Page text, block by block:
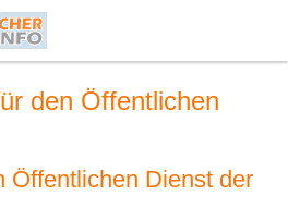
den Öffentlichen
Öffentlichen Dienst der